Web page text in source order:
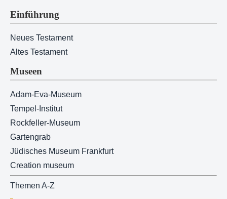
Einführung
Neues Testament
Altes Testament
Museen
Adam-Eva-Museum
Tempel-Institut
Rockfeller-Museum
Gartengrab
Jüdisches Museum Frankfurt
Creation museum
Themen A-Z